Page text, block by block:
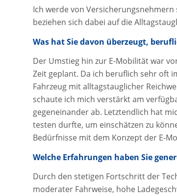
Ich werde von
beziehen sich dabei auf die
Was hat Sie davon überzeugt,
Der Umstieg hin zur E-Mobilität war
Zeit geplant. Da ich beruflich sehr oft
Fahrzeug mit alltagstauglicher
schaute ich mich verstärkt am
gegeneinander ab. Letztendlich hat
testen durfte, um einschätzen zu
Bedürfnisse mit dem Konzept der E-
Welche Erfahrungen haben Sie
Durch den stetigen Fortschritt der
moderater Fahrweise, hohe